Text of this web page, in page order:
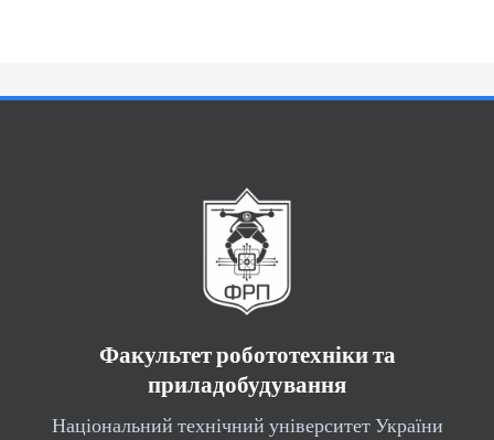
Факультет робототехніки та
приладобудування
Національний технічний університет України